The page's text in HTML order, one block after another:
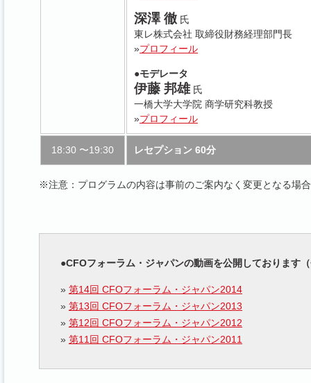
深澤 徹 氏
東レ株式会社 取締役財務経理部門長
»プロフィール
●モデレータ
伊藤 邦雄氏
一橋大学大学院 商学研究科教授
»プロフィール
18:30 〜19:30 レセプション 60分
※注意：プログラムの内容は事前のご案内なく変更となる場
●CFOフォーラム・ジャパンの動画を公開しております
» 第14回 CFOフォーラム・ジャパン2014
» 第13回 CFOフォーラム・ジャパン2013
» 第12回 CFOフォーラム・ジャパン2012
» 第11回 CFOフォーラム・ジャパン2011